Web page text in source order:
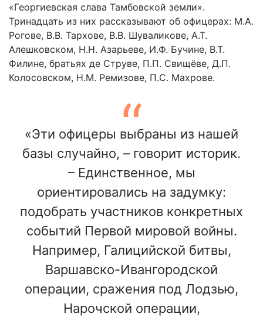
«Георгиевская слава Тамбовской земли».
Тринадцать из них рассказывают об офицерах: М.А.
Рогове, В.В. Тархове, В.В. Шуваликове, А.Т.
Алешковском, Н.Н. Азарьеве, И.Ф. Бучине, В.Т.
Филине, братьях де Струве, П.П. Свищёве, Д.П.
Колосовском, Н.М. Ремизове, П.С. Махрове.
«Эти офицеры выбраны из нашей
базы случайно, – говорит историк.
– Единственное, мы
ориентировались на задумку:
подобрать участников конкретных
событий Первой мировой войны.
Например, Галицийской битвы,
Варшавско-Ивангородской
операции, сражения под Лодзью,
Нарочской операции,